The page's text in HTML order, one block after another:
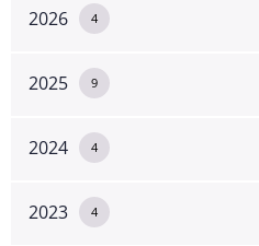
2026 4
2025 9
2024 4
2023 4